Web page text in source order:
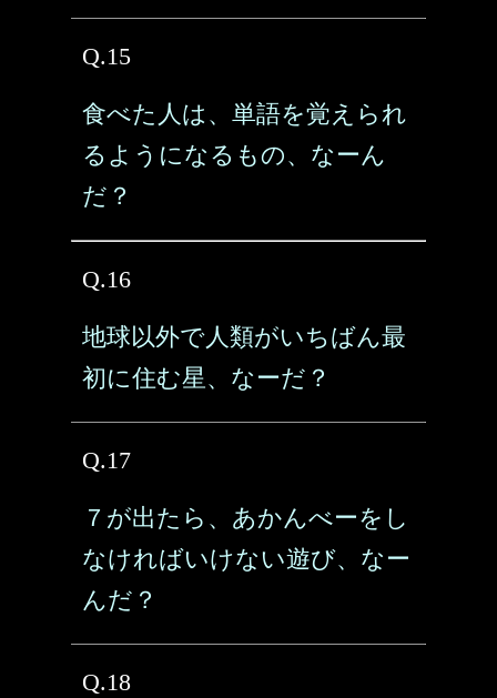
Q.15
食べた人は、単語を覚えられ
るようになるもの、なーん
だ？
Q.16
地球以外で人類がいちばん最
初に住む星、なーだ？
Q.17
７が出たら、あかんべーをし
なければいけない遊び、なー
んだ？
Q.18